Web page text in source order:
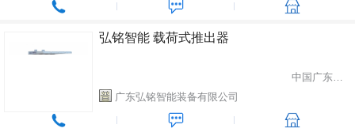
弘铭智能 载荷式推出器
中国广东省佛山市
广东弘铭智能装备有限公司